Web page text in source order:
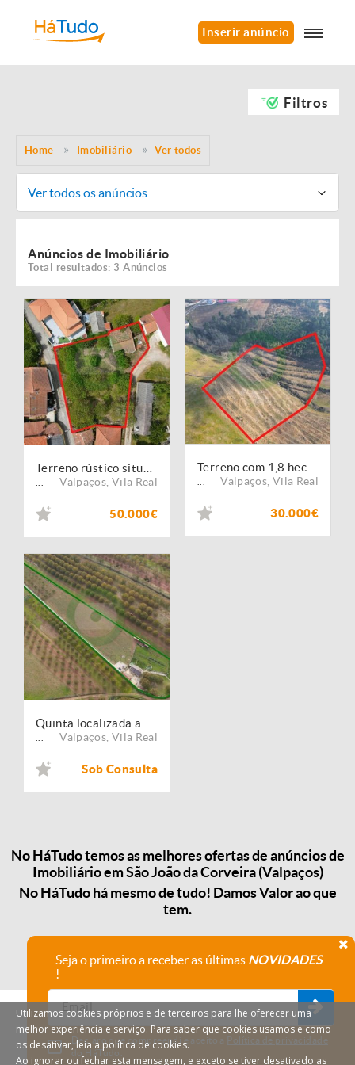
Inserir anúncio
Filtros
Home Imobiliário Ver todos
Ver todos os anúncios
Anúncios de Imobiliário
Total resultados: 3 Anúncios
Valpaços Vila Real
50.000€
Valpaços Vila Real
30.000€
Valpaços Vila Real
Sob Consulta
No HáTudo temos as melhores ofertas de anúncios de
Imobiliário em São João da Corveira (Valpaços)
No HáTudo há mesmo de tudo! Damos Valor ao que
tem.
Seja o primeiro a receber as últimas NOVIDADES
!
Declaro que compreendi e aceito a Política de privacidade
do HáTudo.
Utilizamos cookies próprios e de terceiros para lhe oferecer uma
melhor experiência e serviço. Para saber que cookies usamos e como
os desativar, leia a política de cookies.
Ao ignorar ou fechar esta mensagem, e exceto se tiver desativado as